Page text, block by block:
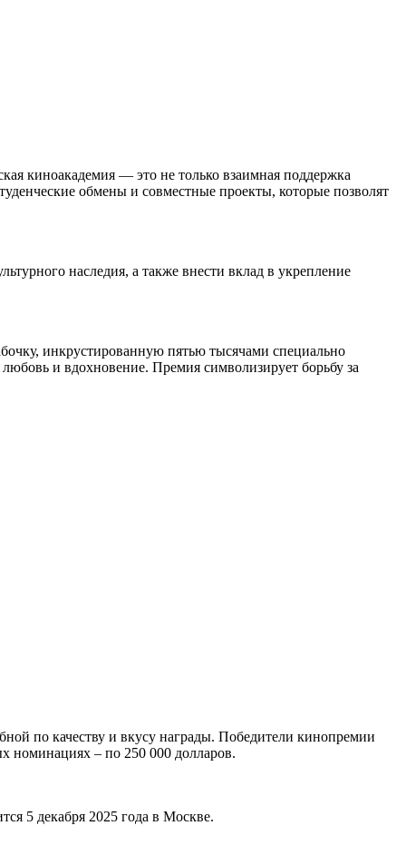
киноакадемия — это не только взаимная поддержка
обмены и совместные проекты, которые позволят
наследия, а также внести вклад в укрепление
инкрустированную пятью тысячами специально
и вдохновение. Премия символизирует борьбу за
по качеству и вкусу награды. Победители кинопремии
номинациях – по 250 000 долларов.
5 декабря 2025 года в Москве.